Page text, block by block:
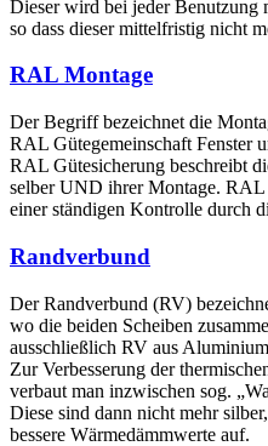
Dieser wird bei jeder
so dass dieser mittelfristig nicht
RAL Montage
Der Begriff bezeichnet die
RAL Gütegemeinschaft Fenster
RAL Gütesicherung beschreibt
selber UND ihrer Montage. RAL
einer ständigen Kontrolle durch
Randverbund
Der Randverbund (RV)
wo die beiden Scheiben
ausschließlich RV aus
Zur Verbesserung der
verbaut man inzwischen sog.
Diese sind dann nicht mehr
bessere Wärmedämmwerte auf.